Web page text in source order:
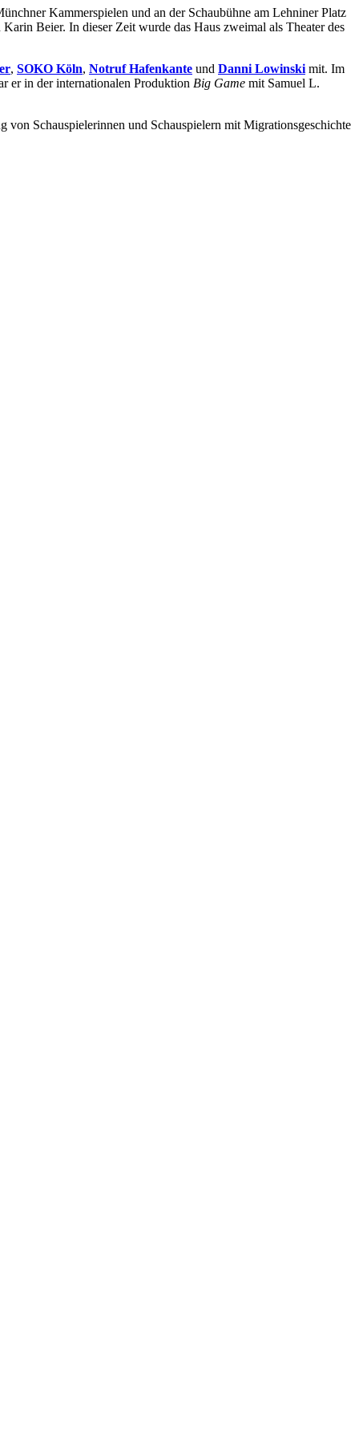
Kammerspielen und an der Schaubühne am Lehniner Platz
Beier. In dieser Zeit wurde das Haus zweimal als Theater des
, SOKO Köln, Notruf Hafenkante und Danni Lowinski mit. Im
er in der internationalen Produktion Big Game mit Samuel L.
Schauspielerinnen und Schauspielern mit Migrationsgeschichte